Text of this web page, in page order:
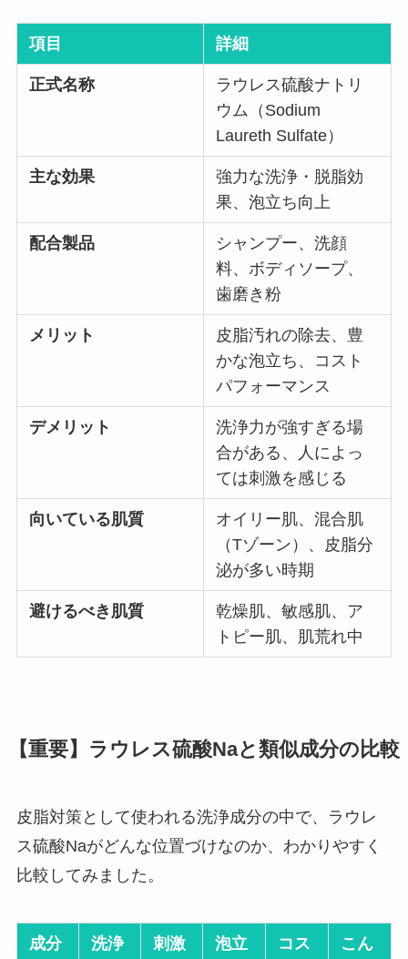
項目 詳細
正式名称
ラウレス硫酸ナトリ
ウム（Sodium
Laureth Sulfate）
主な効果
強力な洗浄・脱脂効
果、泡立ち向上
配合製品
シャンプー、洗顔
料、ボディソープ、
歯磨き粉
メリット
皮脂汚れの除去、豊
かな泡立ち、コスト
パフォーマンス
デメリット
洗浄力が強すぎる場
合がある、人によっ
ては刺激を感じる
向いている肌質
オイリー肌、混合肌
（Tゾーン）、皮脂分
泌が多い時期
避けるべき肌質
乾燥肌、敏感肌、ア
トピー肌、肌荒れ中
【重要】ラウレス硫酸Naと類似成分の比較
皮脂対策として使われる洗浄成分の中で、ラウレ
ス硫酸Naがどんな位置づけなのか、わかりやすく
比較してみました。
成分
洗浄
刺激
泡立
コス
こん